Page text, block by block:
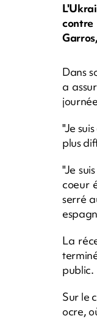
contre
Dans
a
"Je
plus
"Je
coeur
serré
La
public.
Sur le
ocre,